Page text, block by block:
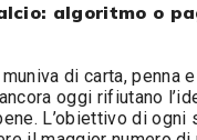
algoritmo o
di carta, penna
oggi rifiutano
L’obiettivo di ogni